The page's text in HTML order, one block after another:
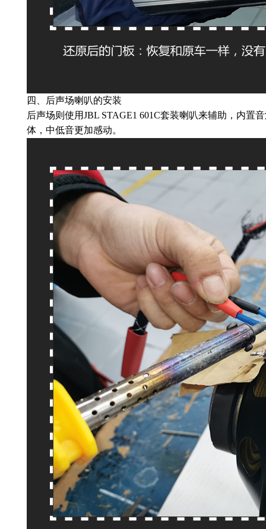
四、后声场喇叭的安装
后声场则使用JBL STAGE1 601C套装喇叭来辅助，内
体，中低音更加感动。